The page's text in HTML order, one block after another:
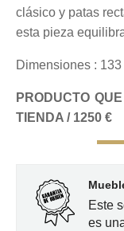
clásico y patas
esta pieza
Dimensiones :
PRODUCTO
TIENDA / 1250 €
Este
es